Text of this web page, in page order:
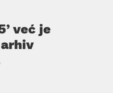
već je